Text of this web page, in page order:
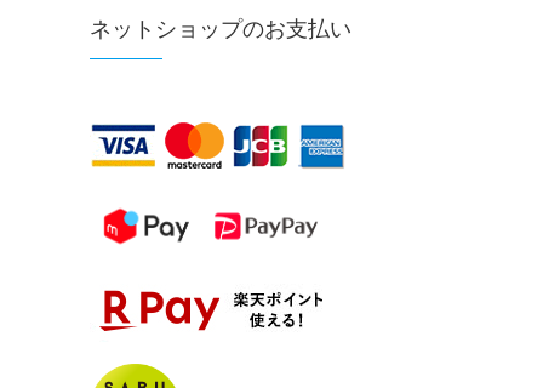
ネットショップのお支払い